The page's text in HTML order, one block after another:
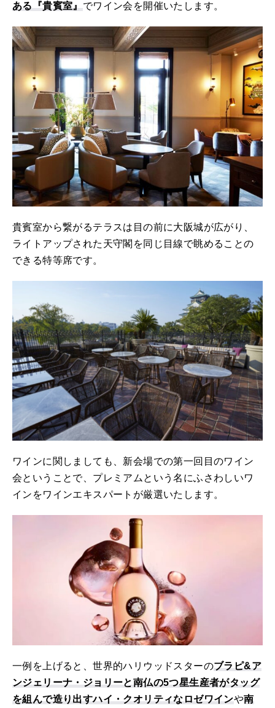
ある『貴賓室』でワイン会を開催いたします。
貴賓室から繋がるテラスは目の前に大阪城が広がり、
ライトアップされた天守閣を同じ目線で眺めることの
できる特等席です。
ワインに関しましても、新会場での第一回目のワイン
会ということで、プレミアムという名にふさわしいワ
インをワインエキスパートが厳選いたします。
一例を上げると、世界的ハリウッドスターのブラピ&ア
ンジェリーナ・ジョリーと南仏の5つ星生産者がタッグ
を組んで造り出すハイ・クオリティなロゼワインや南